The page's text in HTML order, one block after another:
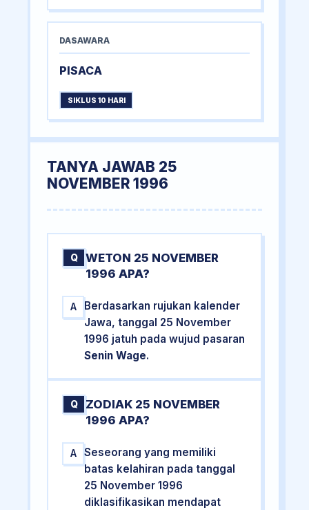
DASAWARA
PISACA
SIKLUS 10 HARI
TANYA JAWAB 25
NOVEMBER 1996
Q
WETON 25 NOVEMBER
1996 APA?
A
Berdasarkan rujukan kalender
Jawa, tanggal 25 November
1996 jatuh pada wujud pasaran
Senin Wage.
Q
ZODIAK 25 NOVEMBER
1996 APA?
A
Seseorang yang memiliki
batas kelahiran pada tanggal
25 November 1996
diklasifikasikan mendapat